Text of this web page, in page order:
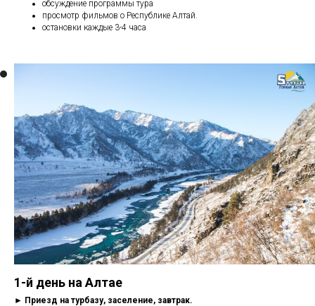
обсуждение программы тура
просмотр фильмов о Республике Алтай.
остановки каждые 3-4 часа
1-й день на Алтае
► Приезд на турбазу, заселение, завтрак.